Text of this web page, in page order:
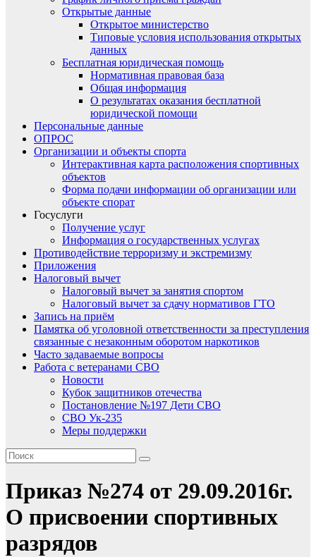
Открытые данные
Открытое министерство
Типовые условия использования открытых
данных
Бесплатная юридическая помощь
Нормативная правовая база
Общая информация
О результатах оказания бесплатной
юридической помощи
Персональные данные
ОПРОС
Организации и объекты спорта
Интерактивная карта расположения спортивных
объектов
Форма подачи информации об организации или
объекте спорат
Госуслуги
Получение услуг
Информация о государственных услугах
Противодействие терроризму и экстремизму
Приложения
Налоговый вычет
Налоговый вычет за занятия спортом
Налоговый вычет за сдачу нормативов ГТО
Запись на приём
Памятка об уголовной ответственности за преступления
связанные с незаконным оборотом наркотиков
Часто задаваемые вопросы
Работа с ветеранами СВО
Новости
Кубок защитников отечества
Постановление №197 Дети СВО
СВО Ук-235
Меры поддержки
Приказ №274 от 29.09.2016г.
О присвоении спортивных
разрядов